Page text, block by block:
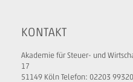
KONTAKT
Akademie für Steuer- und
17
51149 Köln Telefon: 02203